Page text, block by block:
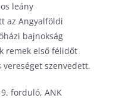
leány
az Angyalföldi
bajnokság
remek első félidőt
szenvedett.
forduló, ANK